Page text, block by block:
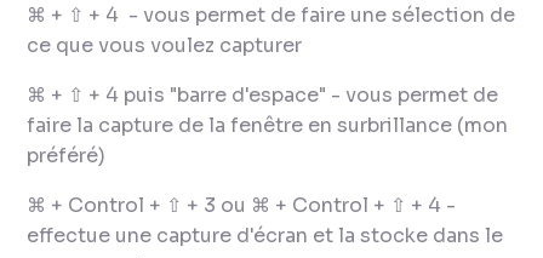
⌘ + ⇧ + 4 - vous permet de faire une sélection de
ce que vous voulez capturer
⌘ + ⇧ + 4 puis "barre d'espace" - vous permet de
faire la capture de la fenêtre en surbrillance (mon
préféré)
⌘ + Control + ⇧ + 3 ou ⌘ + Control + ⇧ + 4 -
effectue une capture d'écran et la stocke dans le